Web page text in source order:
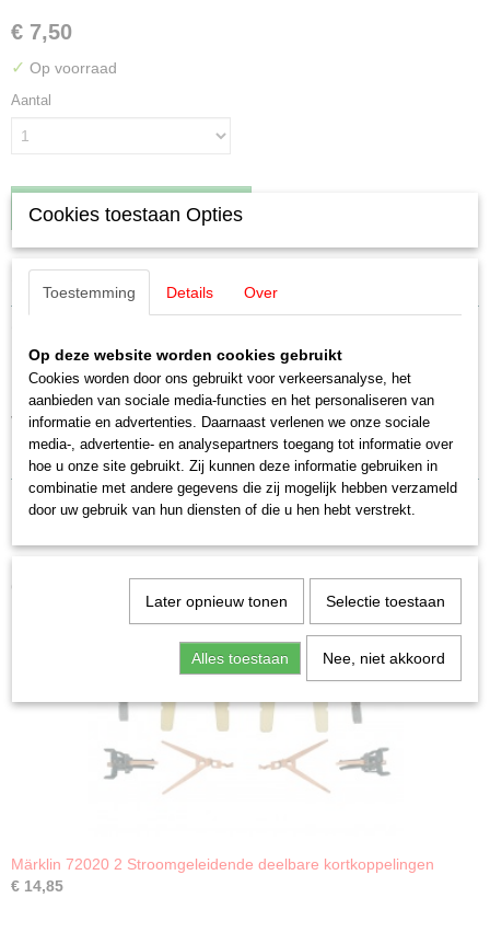
€ 7,50
✓ Op voorraad
Aantal
IN WINKELWAGEN
Specificaties
Productcode leverancier
Schaal
H0 (1:87)
Staat
Märklin E208370 Koppeling (2 stuks)
voor oa 3012/3013
Uitverkocht bij Märklin
Märklin 72020 2 Stroomgeleidende deelbare kortkoppelingen
€ 14,85
Cookies toestaan Opties
Toestemming Details Over
Op deze website worden cookies gebruikt
Cookies worden door ons gebruikt voor verkeersanalyse, het
aanbieden van sociale media-functies en het personaliseren van
informatie en advertenties. Daarnaast verlenen we onze sociale
media-, advertentie- en analysepartners toegang tot informatie over
hoe u onze site gebruikt. Zij kunnen deze informatie gebruiken in
combinatie met andere gegevens die zij mogelijk hebben verzameld
door uw gebruik van hun diensten of die u hen hebt verstrekt.
Later opnieuw tonen Selectie toestaan
Alles toestaan Nee, niet akkoord